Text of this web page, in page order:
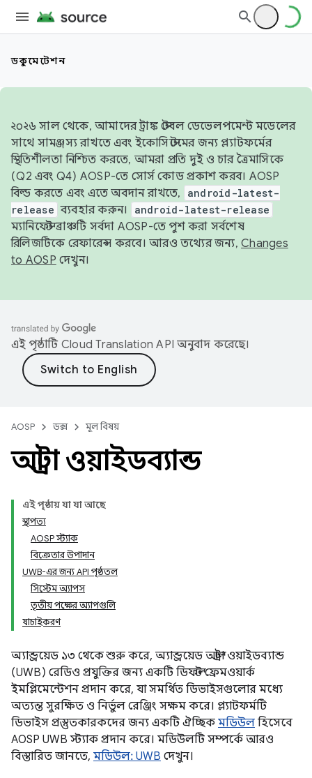
ডকুমেন্টেশন
২০২৬ সাল থেকে, আমাদের ট্রাঙ্ক স্টেবল ডেভেলপমেন্ট মডেলের
সাথে সামঞ্জস্য রাখতে এবং ইকোসিস্টেমের জন্য প্ল্যাটফর্মের
স্থিতিশীলতা নিশ্চিত করতে, আমরা প্রতি দুই ও চার ত্রৈমাসিকে
(Q2 এবং Q4) AOSP-তে সোর্স কোড প্রকাশ করব। AOSP
বিল্ড করতে এবং এতে অবদান রাখতে,
android-latest-
release ব্যবহার করুন। android-latest-release
ম্যানিফেস্ট ব্রাঞ্চটি সর্বদা AOSP-তে পুশ করা সর্বশেষ
রিলিজটিকে রেফারেন্স করবে। আরও তথ্যের জন্য, Changes
to AOSP দেখুন।
এই পৃষ্ঠাটি Cloud Translation API অনুবাদ করেছে।
AOSP ডক্স মূল বিষয়
আল্ট্রা ওয়াইডব্যান্ড
এই পৃষ্ঠায় যা যা আছে
স্থাপত্য
AOSP স্ট্যাক
বিক্রেতার উপাদান
UWB-এর জন্য API পৃষ্ঠতল
সিস্টেম অ্যাপস
তৃতীয় পক্ষের অ্যাপগুলি
যাচাইকরণ
অ্যান্ড্রয়েড ১৩ থেকে শুরু করে, অ্যান্ড্রয়েড আল্ট্রা ওয়াইডব্যান্ড
(UWB) রেডিও প্রযুক্তির জন্য একটি ডিফল্ট ফ্রেমওয়ার্ক
ইমপ্লিমেন্টেশন প্রদান করে, যা সমর্থিত ডিভাইসগুলোর মধ্যে
অত্যন্ত সুরক্ষিত ও নির্ভুল রেঞ্জিং সক্ষম করে। প্ল্যাটফর্মটি
ডিভাইস প্রস্তুতকারকদের জন্য একটি ঐচ্ছিক মডিউল হিসেবে
AOSP UWB স্ট্যাক প্রদান করে। মডিউলটি সম্পর্কে আরও
বিস্তারিত জানতে, মডিউল: UWB দেখুন।